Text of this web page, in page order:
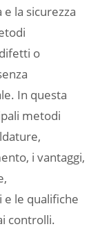
la sicurezza
o
In questa
metodi
i vantaggi,
le qualifiche
controlli.